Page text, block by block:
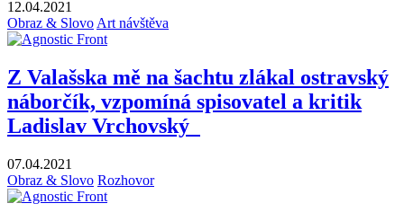
12.04.2021
Obraz & Slovo Art návštěva
Z Valašska mě na šachtu zlákal ostravský
náborčík, vzpomíná spisovatel a kritik
Ladislav Vrchovský
07.04.2021
Obraz & Slovo Rozhovor